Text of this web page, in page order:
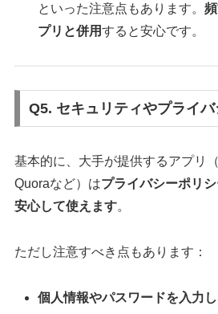
といった注意点もあります。
プリと併用すると安心です。
Q5. セキュリティやプライバ
基本的に、大手が提供するアプリ
Quoraなど）はプライバシーポリ
安心して使えます。
ただし注意すべき点もあります：
個人情報やパスワードを入力